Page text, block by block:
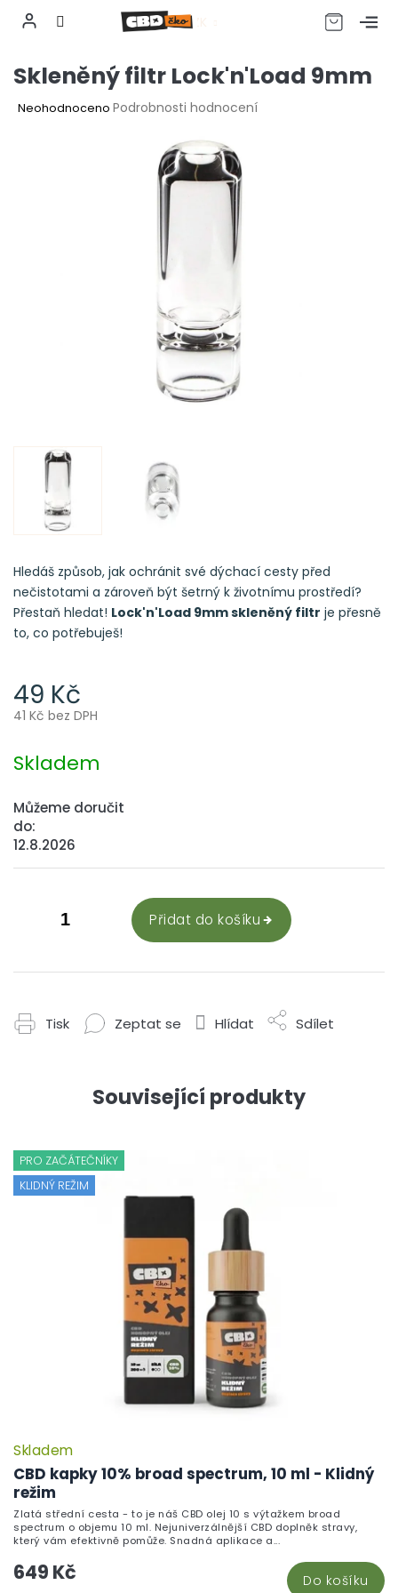
na
CZK
Skleněný filtr Lock'n'Load 9mm
Průměrné
Neohodnoceno Podrobnosti hodnocení
49 Kč
41 Kč bez DPH
cena:
Skladem
Můžeme doručit
do:
12.8.2026
Přidat do košíku
Hledáš způsob, jak ochránit své dýchací cesty před
nečistotami a zároveň být šetrný k životnímu prostředí?
Přestaň hledat! Lock'n'Load 9mm skleněný filtr je přesně
to, co potřebuješ!
Tisk Zeptat se Hlídat Sdílet
Související produkty
PRO ZAČÁTEČNÍKY
KLIDNÝ REŽIM
CBD kapky 10% broad spectrum, 10 ml - Klidný
režim
Skladem
649 Kč Do košíku
Zlatá střední cesta - to je náš CBD olej 10 s výtažkem broad
spectrum o objemu 10 ml. Nejuniverzálnější CBD doplněk stravy,
který vám efektivně pomůže. Snadná aplikace a...